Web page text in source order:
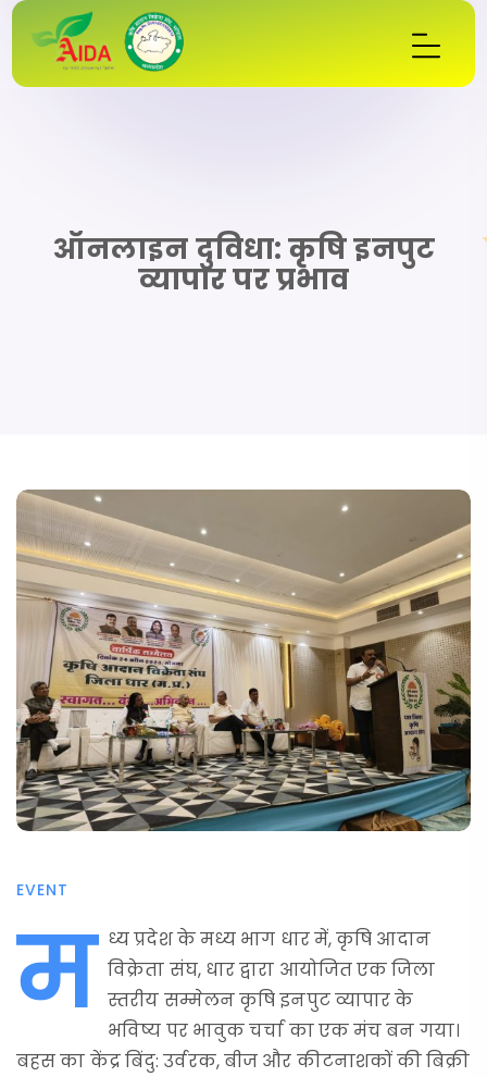
ऑनलाइन दुविधा: कृषि इनपुट
व्यापार पर प्रभाव
EVENT
म ध्य प्रदेश के मध्य भाग धार में, कृषि आदान
विक्रेता संघ, धार द्वारा आयोजित एक जिला
स्तरीय सम्मेलन कृषि इनपुट व्यापार के
भविष्य पर भावुक चर्चा का एक मंच बन गया।
बहस का केंद्र बिंदु: उर्वरक, बीज और कीटनाशकों की बिक्री